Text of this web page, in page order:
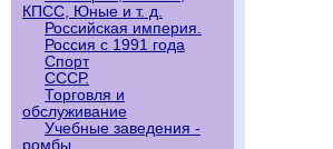
КПСС, Юные и т. д.
Российская империя.
Россия с 1991 года
Спорт
СССР.
Торговля и
обслуживание
Учебные заведения -
ромбы